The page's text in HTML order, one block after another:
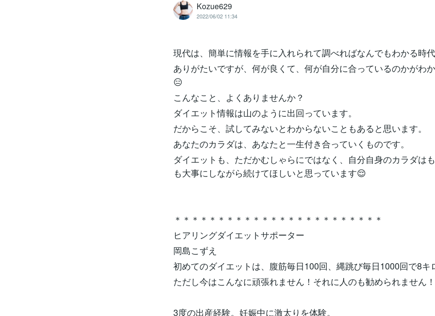
Kozue629
2022/06/02 11:34
現代は、簡単に情報を手に入れられて調べればなんでもわかる時
ありがたいですが、何が良くて、何が自分に合っているのかがわ
😑
こんなこと、よくありませんか？
ダイエット情報は山のように出回っています。
だからこそ、試してみないとわからないこともあると思います。
あなたのカラダは、あなたと一生付き合っていくものです。
ダイエットも、ただかむしゃらにではなく、自分自身のカラダは
も大事にしながら続けてほしいと思っています😌
＊＊＊＊＊＊＊＊＊＊＊＊＊＊＊＊＊＊＊＊＊＊＊＊
ヒアリングダイエットサポーター
岡島こずえ
初めてのダイエットは、腹筋毎日100回、縄跳び毎日1000回で8キ
ただし今はこんなに頑張れません！それに人のも勧められません
3度の出産経験。妊娠中に激太りを体験。